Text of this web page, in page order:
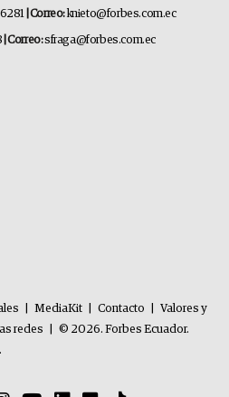
| Correo:knieto@forbes.com.ec
| Correo:sfraga@forbes.com.ec
MediaKit Contacto
Valores y
redes
© 2026. Forbes Ecuador.